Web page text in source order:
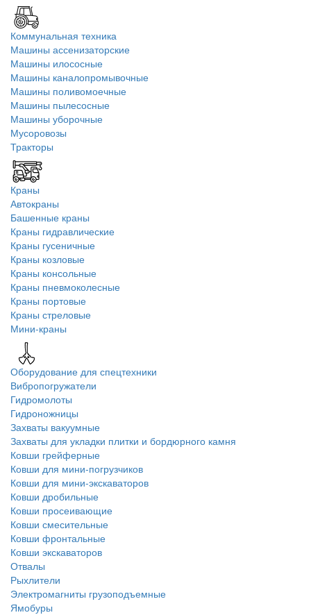
Коммунальная техника
Машины ассенизаторские
Машины илососные
Машины каналопромывочные
Машины поливомоечные
Машины пылесосные
Машины уборочные
Мусоровозы
Тракторы
Краны
Автокраны
Башенные краны
Краны гидравлические
Краны гусеничные
Краны козловые
Краны консольные
Краны пневмоколесные
Краны портовые
Краны стреловые
Мини-краны
Оборудование для спецтехники
Вибропогружатели
Гидромолоты
Гидроножницы
Захваты вакуумные
Захваты для укладки плитки и бордюрного камня
Ковши грейферные
Ковши для мини-погрузчиков
Ковши для мини-экскаваторов
Ковши дробильные
Ковши просеивающие
Ковши смесительные
Ковши фронтальные
Ковши экскаваторов
Отвалы
Рыхлители
Электромагниты грузоподъемные
Ямобуры